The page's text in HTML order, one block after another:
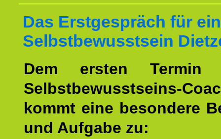
Das Erstgespräch für
Selbstbewusstsein
Dem ersten
Selbstbewusstseins-
kommt eine besondere
und Aufgabe zu: